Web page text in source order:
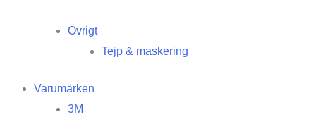
Övrigt
Tejp & maskering
Varumärken
3M